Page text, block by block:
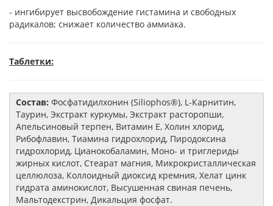
- ингибирует высвобождение гистамина и свободных
радикалов; снижает количество аммиака.
Таблетки:
Состав: Фосфатидилхонин (Siliophos®), L-Карнитин,
Таурин, Экстракт куркумы, Экстракт расторопши,
Апельсиновый терпен, Витамин Е, Холин хлорид,
Рибофлавин, Тиамина гидрохлорид, Пиродоксина
гидрохлорид, Цианокобаламин, Моно- и триглериды
жирных кислот, Стеарат магния, Микрокристаллическая
целлюлоза, Коллоидный диоксид кремния, Хелат цинк
гидрата аминокислот, Высушенная свиная печень,
Мальтодекстрин, Дикальция фосфат.